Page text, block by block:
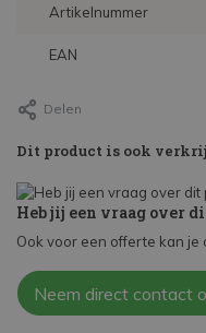
Artikelnummer
EAN
Delen
Dit product is ook
Heb jij een vraag over
Ook voor een offerte kan je
Neem direct contact